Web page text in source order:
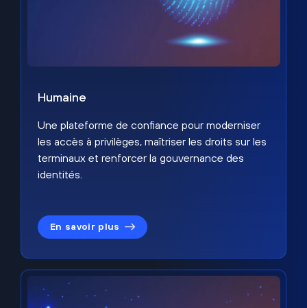
Humaine
Une plateforme de confiance pour moderniser
les accès à privilèges, maîtriser les droits sur les
terminaux et renforcer la gouvernance des
identités.
En savoir plus